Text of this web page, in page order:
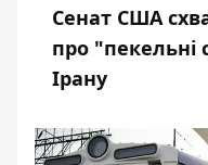
Сенат США
про "пекельні
Ірану